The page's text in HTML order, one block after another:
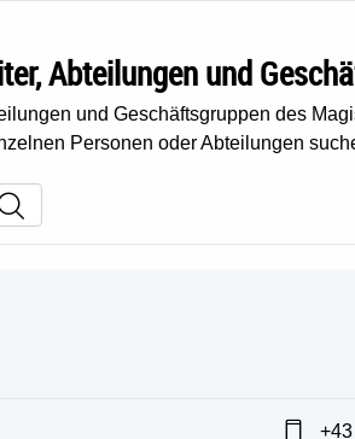
Abteilungen und
und Geschäftsgruppen des
Personen oder Abteilungen